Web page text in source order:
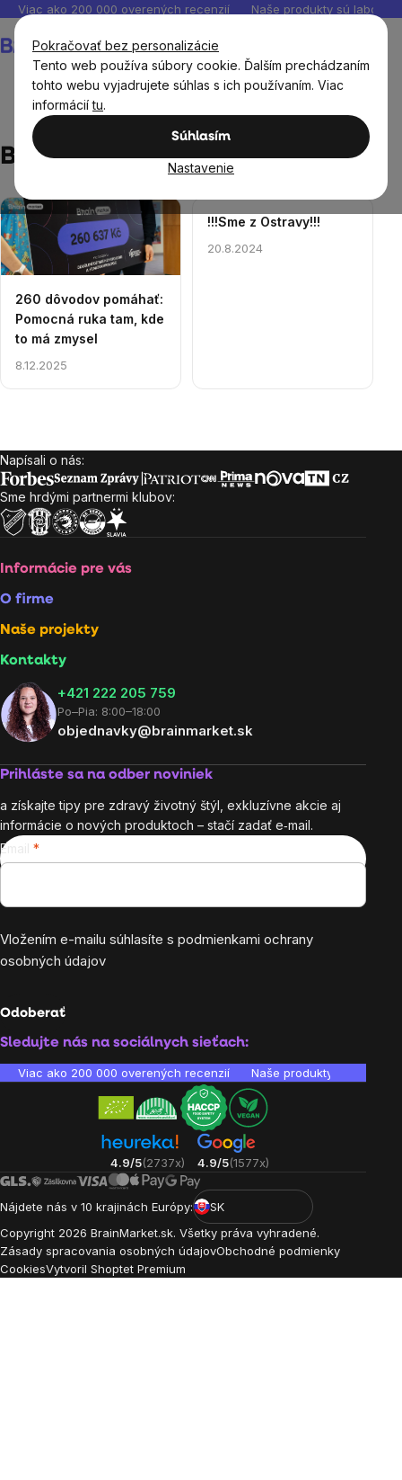
Pokračovať bez personalizácie
Tento web používa súbory cookie. Ďalším prechádzaním
tohto webu vyjadrujete súhlas s ich používaním. Viac
informáciítu.
Súhlasím
Nastavenie
Prejsť
obsah
Viac ako 200 000 overených recenzií Naše produkty sú
košík
BrainMarket news
BrainMarket news
Výpis
článkov
260 dôvodov pomáhať:
Pomocná ruka tam, kde
to má zmysel
8.12.2025
!!!Sme z Ostravy!!!
20.8.2024
prvky
výpisu
Zápätie
Napísali o nás:
Sme hrdými partnermi klubov:
Informácie pre vás
O firme
Naše projekty
Kontakty
+421 222 205 759
Po–Pia: 8:00–18:00
objednavky@brainmarket.sk
Prihláste sa na odber noviniek
a získajte tipy pre zdravý životný štýl, exkluzívne akcie aj
informácie o nových produktoch – stačí zadať e‑mail.
Email
Vložením e-mailu súhlasíte s podmienkami ochrany
osobných údajov
Odoberať
Sledujte nás na sociálnych sieťach:
Viac ako 200 000 overených recenzií Naše produkty sú
4.9/5(2737x) 4.9/5(1577x)
Nájdete nás v 10 krajinách Európy:
SK
Copyright 2026 BrainMarket.sk. Všetky práva vyhradené.
Zásady spracovania osobných údajovObchodné podmienky
CookiesVytvoril Shoptet Premium